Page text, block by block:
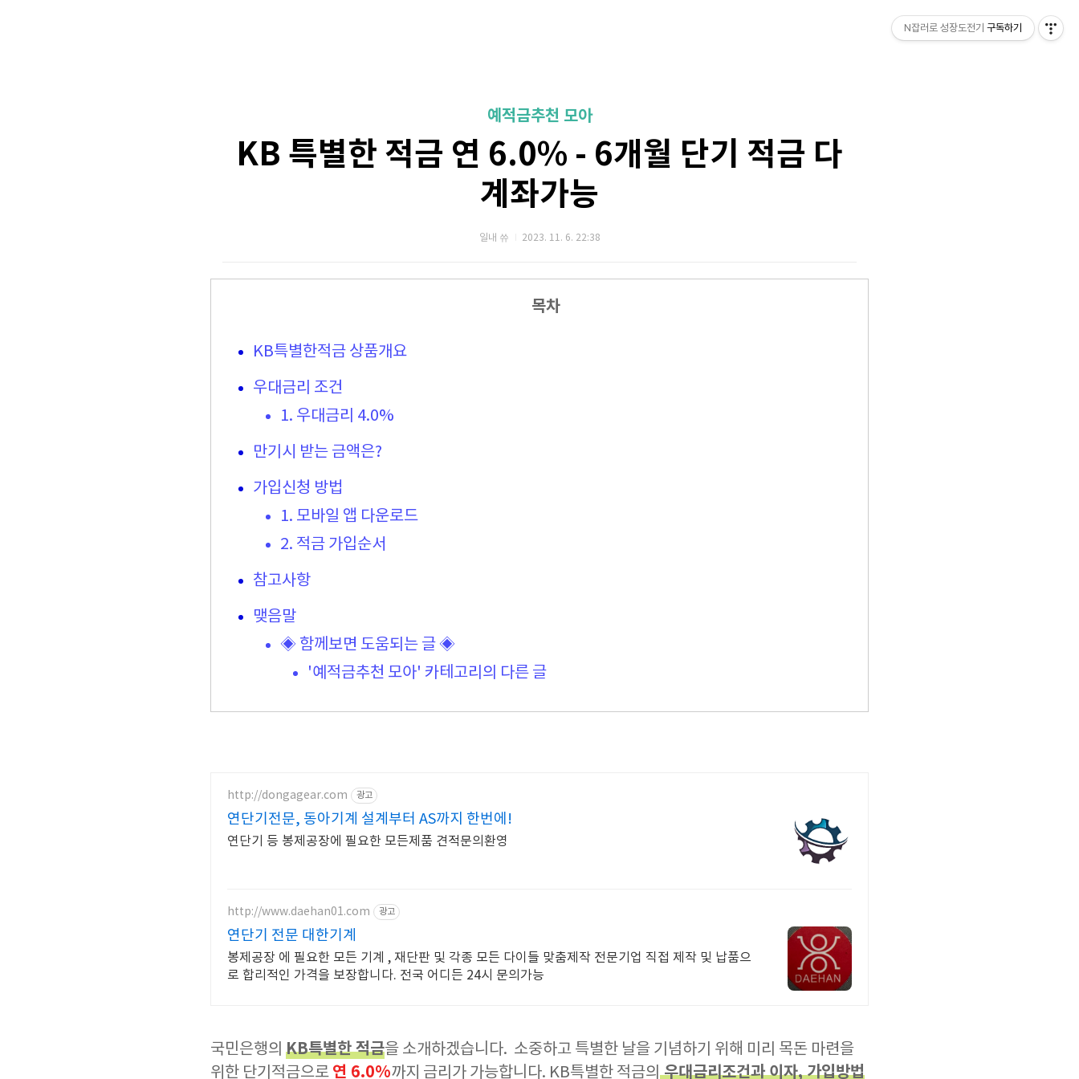
예적금추천 모아
KB 특별한 적금 연 6.0% - 6개월 단기 적금 다
계좌가능
일내 쓔 2023. 11. 6. 22:38
목차
KB특별한적금 상품개요
우대금리 조건
1. 우대금리 4.0%
만기시 받는 금액은?
가입신청 방법
1. 모바일 앱 다운로드
2. 적금 가입순서
참고사항
맺음말
◈ 함께보면 도움되는 글 ◈
'예적금추천 모아' 카테고리의 다른 글
http://dongagear.com 광고
연단기전문, 동아기계 설계부터 AS까지 한번에!
연단기 등 봉제공장에 필요한 모든제품 견적문의환영
http://www.daehan01.com 광고
연단기 전문 대한기계
봉제공장 에 필요한 모든 기계 , 재단판 및 각종 모든 다이들 맞춤제작 전문기업 직접 제작 및 납품으
로 합리적인 가격을 보장합니다. 전국 어디든 24시 문의가능
국민은행의 KB특별한 적금을 소개하겠습니다. 소중하고 특별한 날을 기념하기 위해 미리 목돈 마련을
위한 단기적금으로 연 6.0%까지 금리가 가능합니다. KB특별한 적금의 우대금리조건과 이자, 가입방법
N잡러로 성장도전기 구독하기